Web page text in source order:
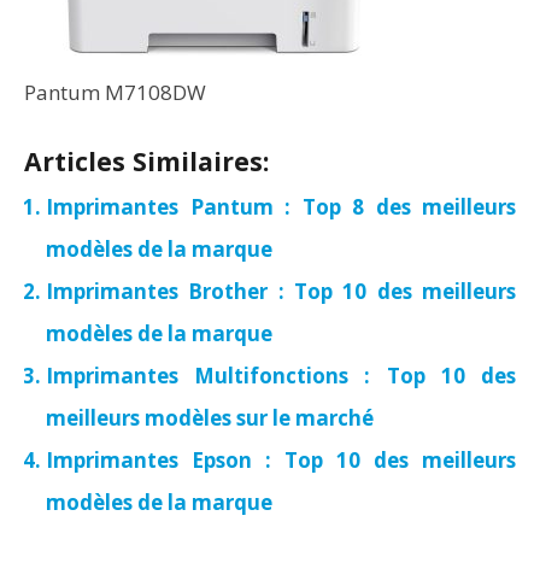
Pantum M7108DW
Articles Similaires:
Imprimantes Pantum : Top 8 des meilleurs
modèles de la marque
Imprimantes Brother : Top 10 des meilleurs
modèles de la marque
Imprimantes Multifonctions : Top 10 des
meilleurs modèles sur le marché
Imprimantes Epson : Top 10 des meilleurs
modèles de la marque